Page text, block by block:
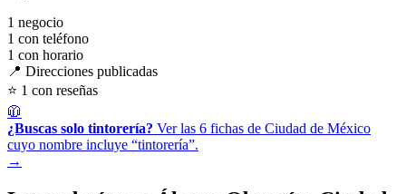
1 negocio
1 con teléfono
1 con horario
📍 Direcciones publicadas
⭐ 1 con reseñas
🧥
¿Buscas solo tintorería? Ver las 6 fichas de Ciudad de México
cuyo nombre incluye “tintorería”.
→